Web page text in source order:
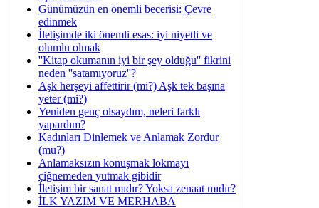
Günümüzün en önemli becerisi: Çevre
edinmek
İletişimde iki önemli esas: iyi niyetli ve
olumlu olmak
''Kitap okumanın iyi bir şey olduğu'' fikrini
neden ''satamıyoruz''?
Aşk herşeyi affettirir (mi?) Aşk tek başına
yeter (mi?)
Yeniden genç olsaydım, neleri farklı
yapardım?
Kadınları Dinlemek ve Anlamak Zordur
(mu?)
Anlamaksızın konuşmak lokmayı
çiğnemeden yutmak gibidir
İletişim bir sanat mıdır? Yoksa zenaat mıdır?
İLK YAZIM VE MERHABA